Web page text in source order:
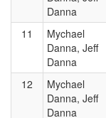
Danna
11
Mychael
Danna, Jeff
Danna
12
Mychael
Danna, Jeff
Danna